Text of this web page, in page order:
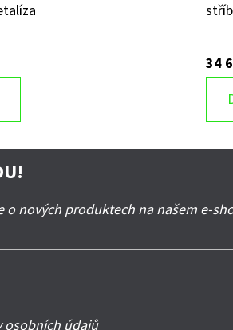
34
o nových produktech na našem e-
údajů